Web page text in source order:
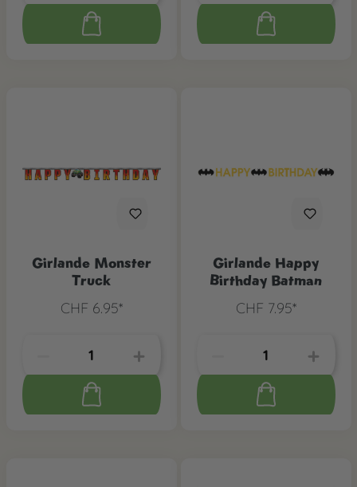
Girlande Monster
Truck
CHF 6.95*
Girlande Happy
Birthday Batman
CHF 7.95*